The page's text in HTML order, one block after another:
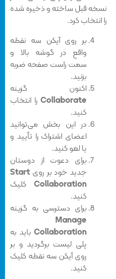
نسخه قبل ساخته و ذخیره شده
را انتخاب کرد.
بر روی آیکن سه نقطه
واقع در گوشه بالا و
سمت راست صفحه ضربه
بزنید‌.
اکنون گزینه
Collaborateرا انتخاب
کنید.
در این بخش می‌توانید
اعضای اشتراک را تأیید و
یا لغو کنید.
برای دعوت از دوستان
جدید خود بر روی Start
Collaborationکلیک
کنید.
برای دسترسی به گزینه
Manage
Collaborationباید به
پلی لیست برگردید و بر
روی آیکن سه نقطه کلیک
کنید.